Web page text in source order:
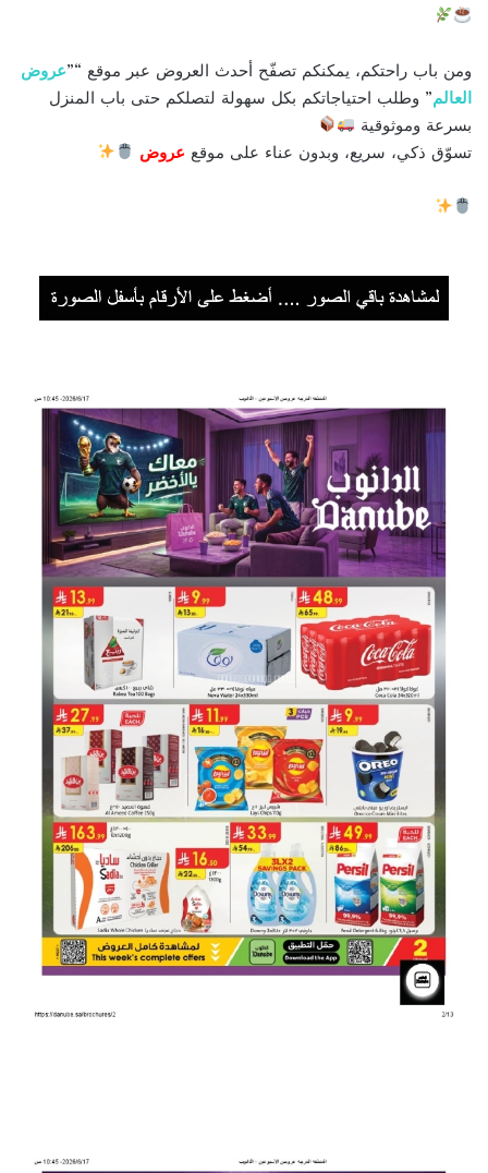
ومن باب راحتكم، يمكنكم تصفّح أحدث العروض عبر موقع “”عروض
العالم” وطلب احتياجاتكم بكل سهولة لتصلكم حتى باب المنزل
بسرعة وموثوقية
تسوّق ذكي، سريع، وبدون عناء على موقع عروض